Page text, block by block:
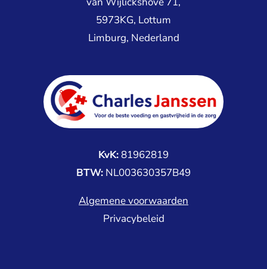
5973KG, Lottum
Limburg, Nederland
KvK:81962819
BTW: NL003630357B49
Algemene voorwaarden
Privacybeleid